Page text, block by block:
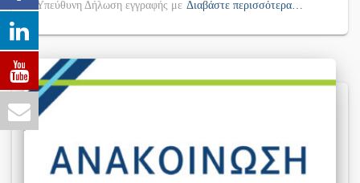
Υπεύθυνη Δήλωση εγγραφής με Διαβάστε περισσότερα…